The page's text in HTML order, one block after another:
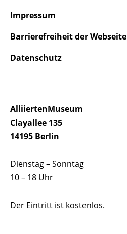
AlliiertenMuseum
Clayallee 135
14195 Berlin
Dienstag – Sonntag
10 – 18 Uhr
Der Eintritt ist kostenlos.
Impressum
Barrierefreiheit der Webseite
Datenschutz